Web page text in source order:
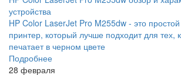
устройства
HP Color LaserJet Pro M255dw - это
принтер, который лучше подходит для тех,
печатает в черном цвете
Подробнее
28 февраля